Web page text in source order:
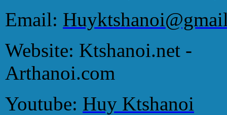
Email:
Website: Ktshanoi.net -
Arthanoi.com
Youtube: Huy Ktshanoi